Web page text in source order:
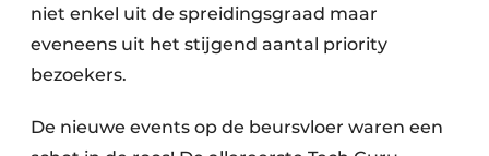
niet enkel uit de spreidingsgraad maar
eveneens uit het stijgend aantal priority
bezoekers.
De nieuwe events op de beursvloer waren een